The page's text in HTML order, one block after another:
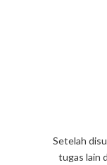
Setelah
tugas lain